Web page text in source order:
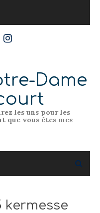
Dame
les uns pour les
que vous êtes mes
kermesse